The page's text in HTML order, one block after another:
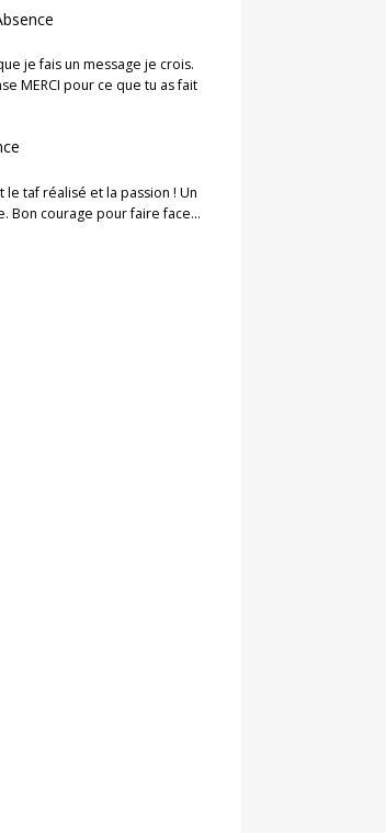
je fais un message je crois.
MERCI pour ce que tu as fait
le taf réalisé et la passion ! Un
Bon courage pour faire face…